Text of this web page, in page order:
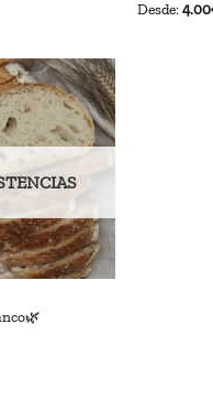
Desde:4.00